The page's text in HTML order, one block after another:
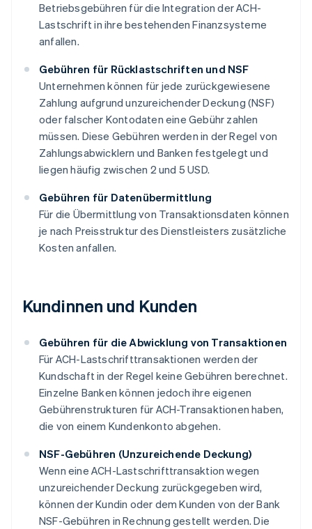
Betriebsgebühren für die Integration der ACH-
Lastschrift in ihre bestehenden Finanzsysteme
anfallen.
Gebühren für Rücklastschriften und NSF
Unternehmen können für jede zurückgewiesene
Zahlung aufgrund unzureichender Deckung (NSF)
oder falscher Kontodaten eine Gebühr zahlen
müssen. Diese Gebühren werden in der Regel von
Zahlungsabwicklern und Banken festgelegt und
liegen häufig zwischen 2 und 5 USD.
Gebühren für Datenübermittlung
Für die Übermittlung von Transaktionsdaten können
je nach Preisstruktur des Dienstleisters zusätzliche
Kosten anfallen.
Kundinnen und Kunden
Gebühren für die Abwicklung von Transaktionen
Für ACH-Lastschrifttransaktionen werden der
Kundschaft in der Regel keine Gebühren berechnet.
Einzelne Banken können jedoch ihre eigenen
Gebührenstrukturen für ACH-Transaktionen haben,
die von einem Kundenkonto abgehen.
NSF-Gebühren (Unzureichende Deckung)
Wenn eine ACH-Lastschrifttransaktion wegen
unzureichender Deckung zurückgegeben wird,
können der Kundin oder dem Kunden von der Bank
NSF-Gebühren in Rechnung gestellt werden. Die